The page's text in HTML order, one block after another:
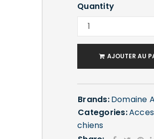
Quantity
AJOUTER AU
Brands:Domaine
Categories:
chiens